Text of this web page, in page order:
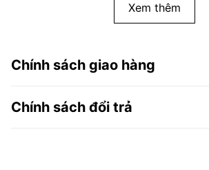
Xem thêm
Chính sách giao hàng
Chính sách đổi trả